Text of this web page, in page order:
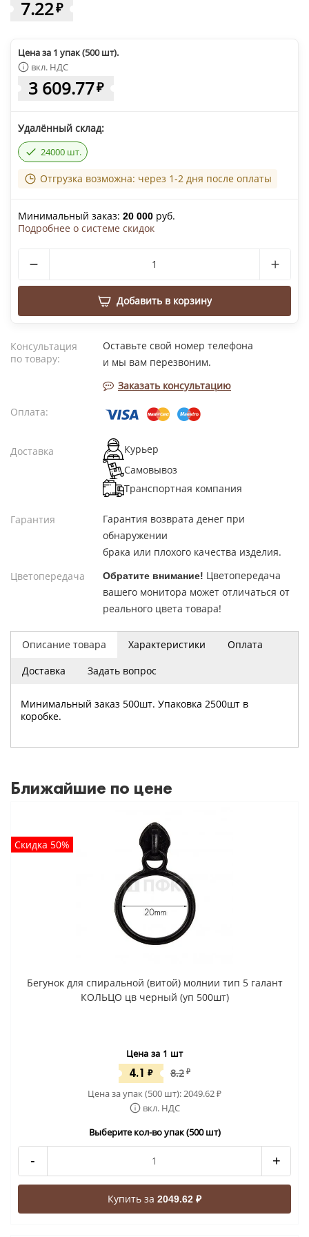
7.22₽
Цена за 1 упак (500 шт).
вкл. НДС
3 609.77₽
Удалённый склад:
24000 шт.
Отгрузка возможна: через 1-2 дня после оплаты
Минимальный заказ: 20 000 руб.
Подробнее о системе скидок
Добавить в корзину
Описание товара Характеристики
Оплата
Доставка
Задать вопрос
Минимальный заказ 500шт. Упаковка 2500шт в
коробке.
Консультация
по товару:
Оставьте свой номер телефона
и мы вам перезвоним.
Заказать консультацию
Оплата:
Доставка
Курьер
Самовывоз
Транспортная компания
Гарантия
Гарантия возврата денег при
обнаружении
брака или плохого качества изделия.
Цветопередача
Обратите внимание! Цветопередача
вашего монитора может отличаться от
реального цвета товара!
Ближайшие по цене
Скидка 50%
Бегунок для спиральной (витой) молнии тип 5 галант
КОЛЬЦО цв черный (уп 500шт)
Цена за 1 шт
4.1 ₽ 8.2 ₽
Цена за упак (500 шт): 2049.62₽
вкл. НДС
Выберите кол-во упак (500 шт)
- +
Купить за 2049.62 ₽